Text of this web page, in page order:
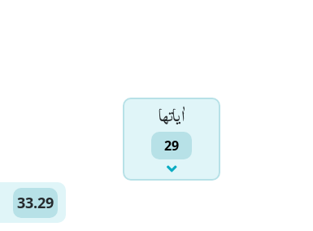
اٰياتها
29
33.29